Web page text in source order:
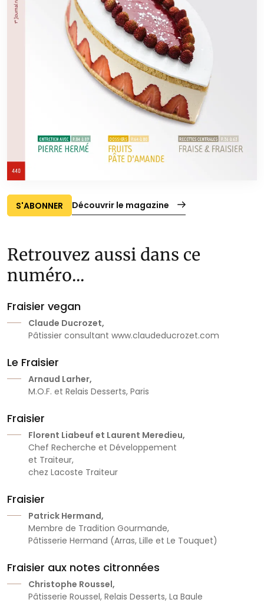
S'ABONNER Découvrir le magazine
Retrouvez aussi dans ce
numéro...
Fraisier vegan
Claude Ducrozet,
Pâtissier consultant www.claudeducrozet.com
Le Fraisier
Arnaud Larher,
M.O.F. et Relais Desserts, Paris
Fraisier
Florent Liabeuf et Laurent Meredieu,
Chef Recherche et Développement
et Traiteur,
chez Lacoste Traiteur
Fraisier
Patrick Hermand,
Membre de Tradition Gourmande,
Pâtisserie Hermand (Arras, Lille et Le Touquet)
Fraisier aux notes citronnées
Christophe Roussel,
Pâtisserie Roussel, Relais Desserts, La Baule